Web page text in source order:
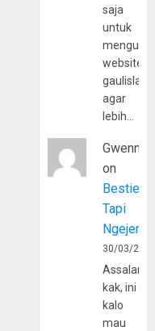
saja
untuk
website
agar
lebih…
Gwenny
on
Bestie
Tapi
30/03/
kak, ini
kalo
mau